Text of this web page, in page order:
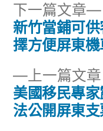
文
導
覽
上一篇文章
美國移民專
法公開屏東
下一篇文章
新竹當鋪可
擇方便屏東